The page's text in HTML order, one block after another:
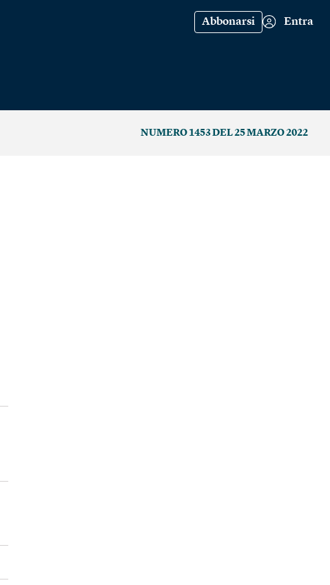
Abbonarsi Entra
NUMERO 1453 DEL 25 MARZO 2022